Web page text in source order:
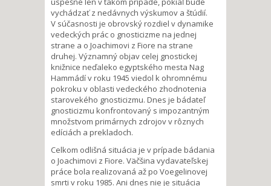
vychádzať z nedávnych výskumov a štúdií.
V súčasnosti je obrovský rozdiel v dynamike
vedeckých prác o gnosticizme na jednej
strane a o Joachimovi z Fiore na strane
druhej. Významný objav celej gnostickej
knižnice neďaleko egyptského mesta Nag
Hammádí v roku 1945 viedol k ohromnému
pokroku v oblasti vedeckého zhodnotenia
starovekého gnosticizmu. Dnes je bádateľ
gnosticizmu konfrontovaný s impozantným
množstvom primárnych zdrojov v rôznych
edíciách a prekladoch.
Celkom odlišná situácia je v prípade bádania
o Joachimovi z Fiore. Väčšina vydavateľskej
práce bola realizovaná až po Voegelinovej
smrti v roku 1985. Ani dnes nie je situácia